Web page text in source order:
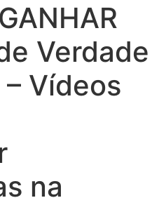
Verdade
Vídeos
na